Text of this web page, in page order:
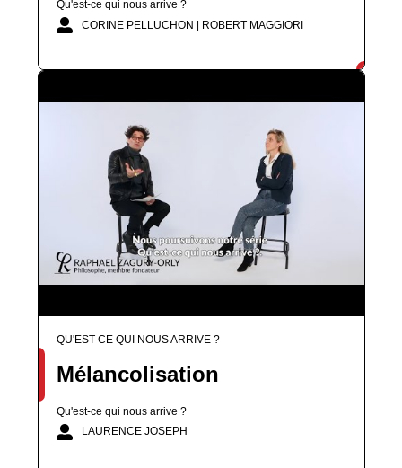
Qu'est-ce qui nous arrive ?
CORINE PELLUCHON | ROBERT MAGGIORI
QU'EST-CE QUI NOUS ARRIVE ?
Mélancolisation
Qu'est-ce qui nous arrive ?
LAURENCE JOSEPH